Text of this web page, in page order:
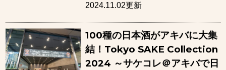
2024.11.02更新
100種の日本酒がアキバに大集
結！Tokyo SAKE Collection
2024 ～サケコレ＠アキバで日